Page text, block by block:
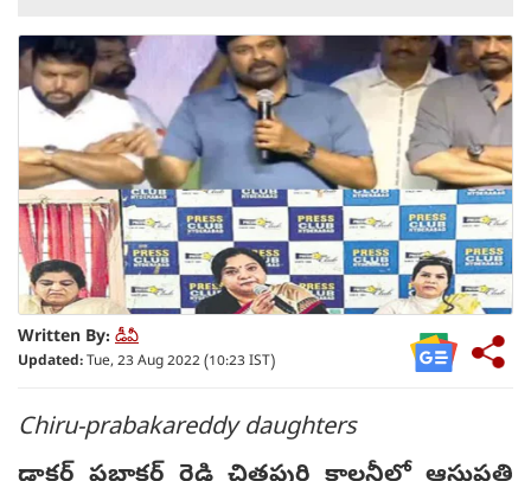
Written By: డీవీ
Updated:Tue, 23 Aug 2022 (10:23 IST)
Chiru-prabakareddy daughters